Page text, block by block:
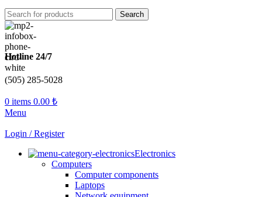
Search
Hotline 24/7
(505) 285-5028
0 items 0.00 ₺
Menu
Login / Register
Electronics
Computers
Computer components
Laptops